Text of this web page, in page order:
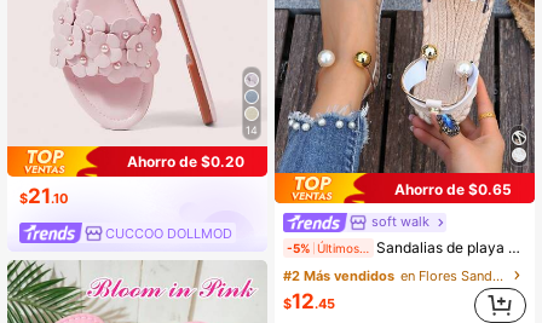
14
Ahorro de $0.20
$21.10
CUCCOO DOLLMOD
Ahorro de $0.65
soft walk
-5% Sandalias de playa para mujer con lazo de encaje transparente, perlas y flores, estilo hada dulce de verano, versátiles, tipo slip-on con suela suave antideslizante para vacaciones en la playa
#2 Más vendidos
en Flores Sandalias De Mujer
$12.45